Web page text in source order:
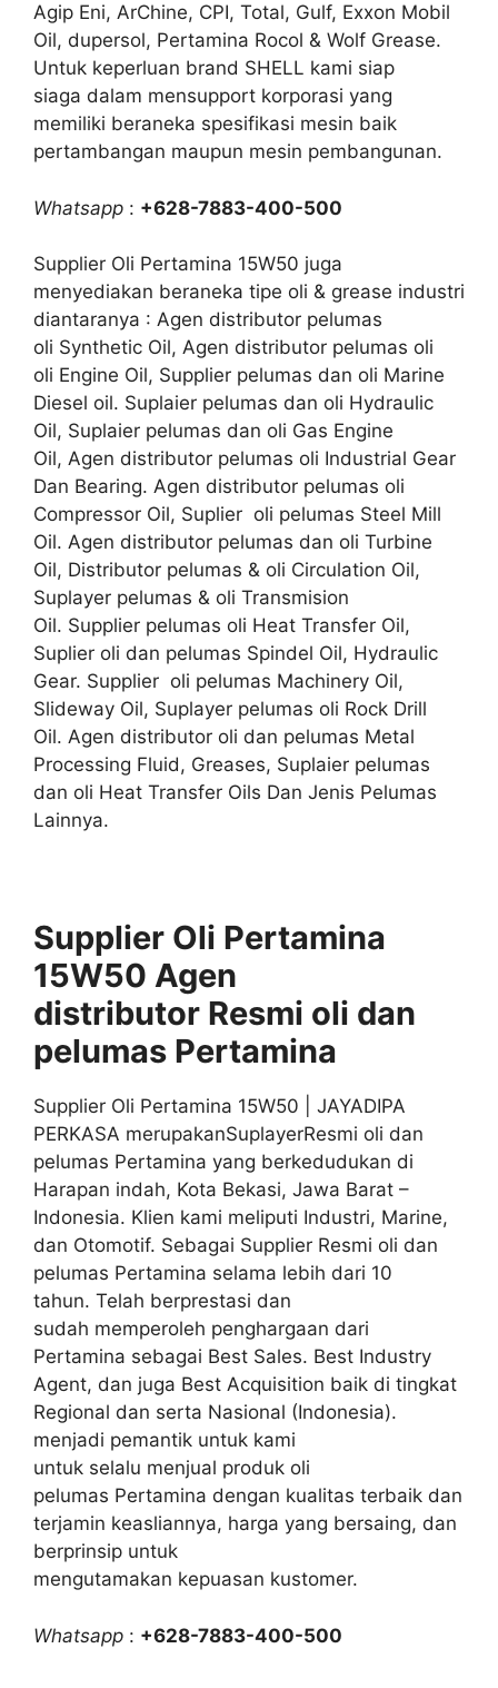
Agip Eni, ArChine, CPI, Total, Gulf, Exxon Mobil
Oil, dupersol, Pertamina Rocol & Wolf Grease.
Untuk keperluan brand SHELL kami siap
siaga dalam mensupport korporasi yang
memiliki beraneka spesifikasi mesin baik
pertambangan maupun mesin pembangunan.
Whatsapp : +628-7883-400-500
Supplier Oli Pertamina 15W50 juga
menyediakan beraneka tipe oli & grease industri
diantaranya : Agen distributor pelumas
oli Synthetic Oil, Agen distributor pelumas oli
oli Engine Oil, Supplier pelumas dan oli Marine
Diesel oil. Suplaier pelumas dan oli Hydraulic
Oil, Suplaier pelumas dan oli Gas Engine
Oil, Agen distributor pelumas oli Industrial Gear
Dan Bearing. Agen distributor pelumas oli
Compressor Oil, Suplier oli pelumas Steel Mill
Oil. Agen distributor pelumas dan oli Turbine
Oil, Distributor pelumas & oli Circulation Oil,
Suplayer pelumas & oli Transmision
Oil. Supplier pelumas oli Heat Transfer Oil,
Suplier oli dan pelumas Spindel Oil, Hydraulic
Gear. Supplier oli pelumas Machinery Oil,
Slideway Oil, Suplayer pelumas oli Rock Drill
Oil. Agen distributor oli dan pelumas Metal
Processing Fluid, Greases, Suplaier pelumas
dan oli Heat Transfer Oils Dan Jenis Pelumas
Lainnya.
Supplier Oli Pertamina
15W50 Agen
distributor Resmi oli dan
pelumas Pertamina
Supplier Oli Pertamina 15W50 | JAYADIPA
PERKASA merupakanSuplayerResmi oli dan
pelumas Pertamina yang berkedudukan di
Harapan indah, Kota Bekasi, Jawa Barat –
Indonesia. Klien kami meliputi Industri, Marine,
dan Otomotif. Sebagai Supplier Resmi oli dan
pelumas Pertamina selama lebih dari 10
tahun. Telah berprestasi dan
sudah memperoleh penghargaan dari
Pertamina sebagai Best Sales. Best Industry
Agent, dan juga Best Acquisition baik di tingkat
Regional dan serta Nasional (Indonesia).
menjadi pemantik untuk kami
untuk selalu menjual produk oli
pelumas Pertamina dengan kualitas terbaik dan
terjamin keasliannya, harga yang bersaing, dan
berprinsip untuk
mengutamakan kepuasan kustomer.
Whatsapp : +628-7883-400-500